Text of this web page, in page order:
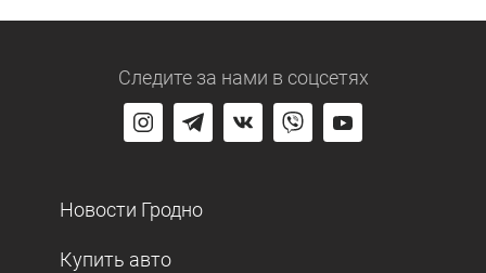
Следите за нами в соцсетях
Новости Гродно
Купить авто